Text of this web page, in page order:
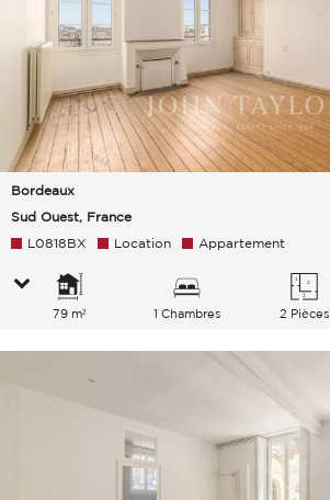
Bordeaux
Sud Ouest, France
L0818BX Location Appartement
79 m² 1 Chambres 2 Pièces